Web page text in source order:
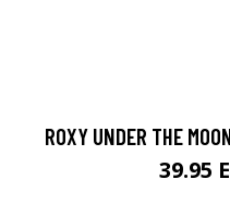
ROXY UNDER THE
39.95